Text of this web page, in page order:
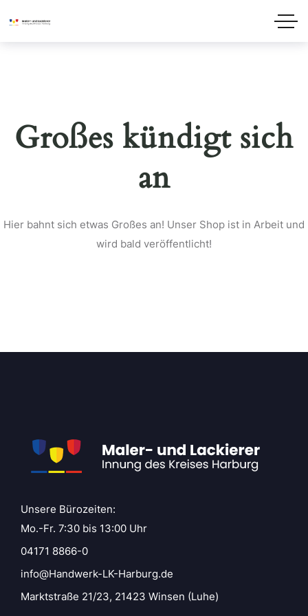
Großes kündigt sich
an
Hier bahnt sich etwas Großes an! Unser Shop ist in Arbeit und
wird bald veröffentlicht!
Unsere Bürozeiten:
Mo.-Fr. 7:30 bis 13:00 Uhr
04171 8866-0
info@Handwerk-LK-Harburg.de
Marktstraße 21/23, 21423 Winsen (Luhe)